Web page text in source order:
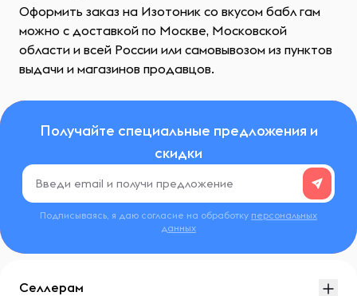
Оформить заказ на Изотоник со вкусом бабл гам
можно с доставкой по Москве, Московской
области и всей России или самовывозом из пунктов
выдачи и магазинов продавцов.
Получайте специальные предложения и
скидки
Подписываясь, я даю согласие на обработку персональных
данных
Селлерам